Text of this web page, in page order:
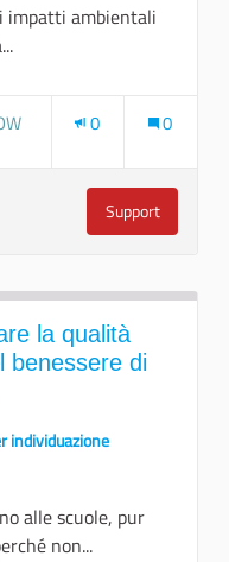
impatti ambientali
0 0
Support
la qualità
benessere di
individuazione
alle scuole, pur
non...